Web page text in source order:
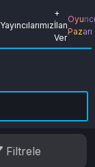
Yayıncılarımız
+
İlan
Ver
Pazarı
Filtrele